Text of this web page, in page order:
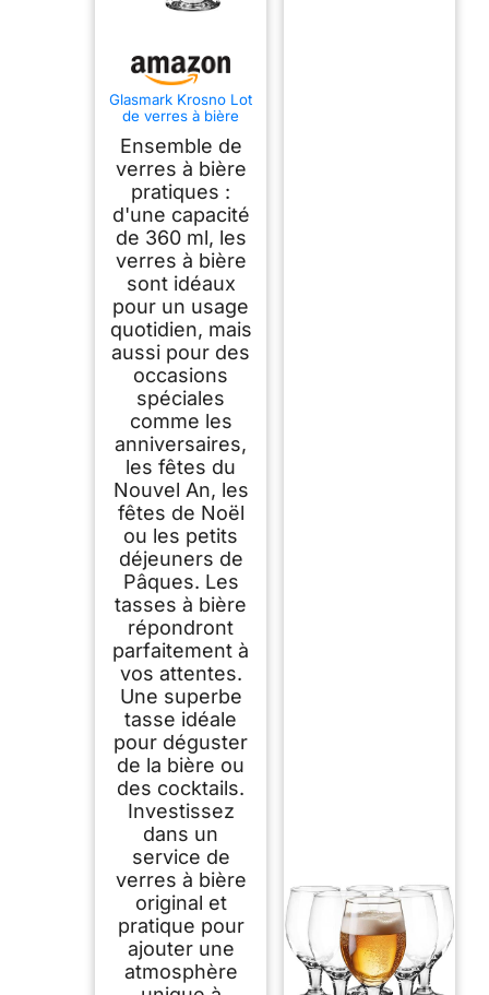
Glasmark Krosno Lot
de verres à bière
Verre à cocktail
Ensemble de
verres à bière
pratiques :
d'une capacité
de 360 ml, les
verres à bière
sont idéaux
pour un usage
quotidien, mais
aussi pour des
occasions
spéciales
comme les
anniversaires,
les fêtes du
Nouvel An, les
fêtes de Noël
ou les petits
déjeuners de
Pâques. Les
tasses à bière
répondront
parfaitement à
vos attentes.
Une superbe
tasse idéale
pour déguster
de la bière ou
des cocktails.
Investissez
dans un
service de
verres à bière
original et
pratique pour
ajouter une
atmosphère